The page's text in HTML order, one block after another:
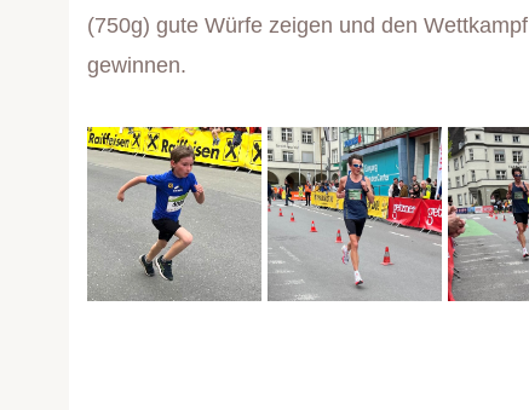
(750g) gute Würfe zeigen und den
gewinnen.